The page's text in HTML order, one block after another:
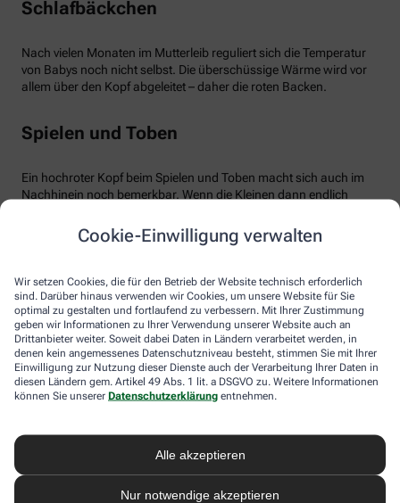
Cookie-Einwilligung verwalten
Wir setzen Cookies, die für den Betrieb der Website technisch erforderlich
sind. Darüber hinaus verwenden wir Cookies, um unsere Website für Sie
optimal zu gestalten und fortlaufend zu verbessern. Mit Ihrer Zustimmung
geben wir Informationen zu Ihrer Verwendung unserer Website auch an
Drittanbieter weiter. Soweit dabei Daten in Ländern verarbeitet werden, in
denen kein angemessenes Datenschutzniveau besteht, stimmen Sie mit Ihrer
Einwilligung zur Nutzung dieser Dienste auch der Verarbeitung Ihrer Daten in
diesen Ländern gem. Artikel 49 Abs. 1 lit. a DSGVO zu. Weitere Informationen
können Sie unserer Datenschutzerklärung entnehmen.
Alle akzeptieren
Nur notwendige akzeptieren
Schlafbäckchen
Nach vielen Monaten im Mutterleib reguliert sich die Temperatur
von Babys noch nicht selbst. Die überschüssige Wärme wird vor
allem über den Kopf abgeleitet – daher die roten Backen.
Spielen und Toben
Ein hochroter Kopf beim Spielen und Toben macht sich auch im
Nachhinein noch bemerkbar. Wenn die Kleinen dann endlich
bemerkbar an den warmen roten Wangen. Übrigens kann auch
eine Überhitzung im Kinder- oder Spielzimmer zu hochroten
Zahnen
Kein Grund zur Sorge besteht, wenn das Baby zahnt. Erhöhte
Temperatur ist dann ganz normal, ebenso wie die damit
einhergehenden roten Bäckchen. Babys können dann weinerlich
werden und auffällig viel speicheln. Sie reiben häufig an ihrem
die Finger gerät. Rote Backen beim Baby oder Kleinkind sind also
häufig verbreitet, in den meisten Fällen besteht aber kein Grund
zur Sorge. Wenn Sie sich unsicher sind, was die Ursache betrifft,
sollten Sie Ihren Kinderarzt konsultieren.